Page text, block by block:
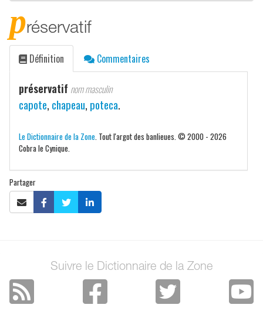
préservatif
Définition Commentaires
préservatif nom masculin
capote, chapeau, poteca.
Le Dictionnaire de la Zone . Tout l'argot des banlieues. © 2000 - 2026
Cobra le Cynique.
Partager
Suivre le Dictionnaire de la Zone